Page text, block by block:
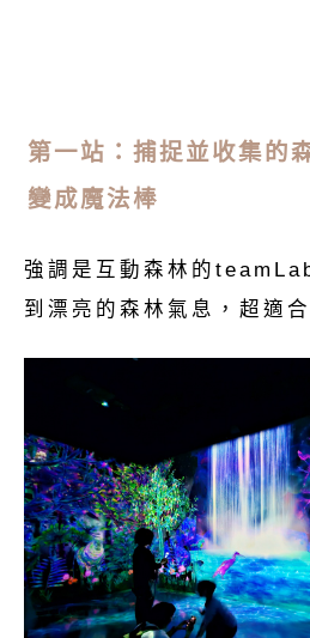
第一站：捕捉並收集
變成魔法棒
強調是互動森林的
到漂亮的森林氣息，超適